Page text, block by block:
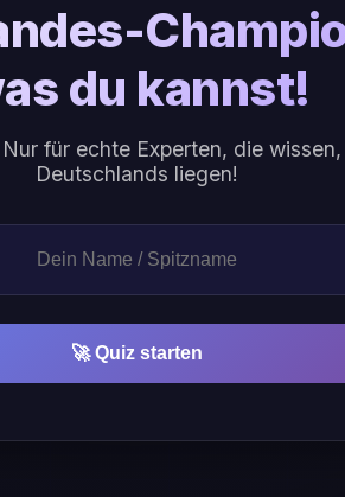
du kannst!
für echte Experten, die
Deutschlands liegen!
🚀 Quiz starten